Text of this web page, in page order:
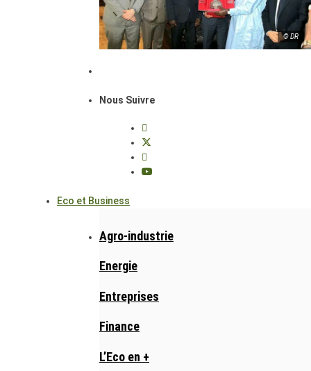
© DR
Nous Suivre
Eco et Business
Agro-industrie
Energie
Entreprises
Finance
L’Eco en +